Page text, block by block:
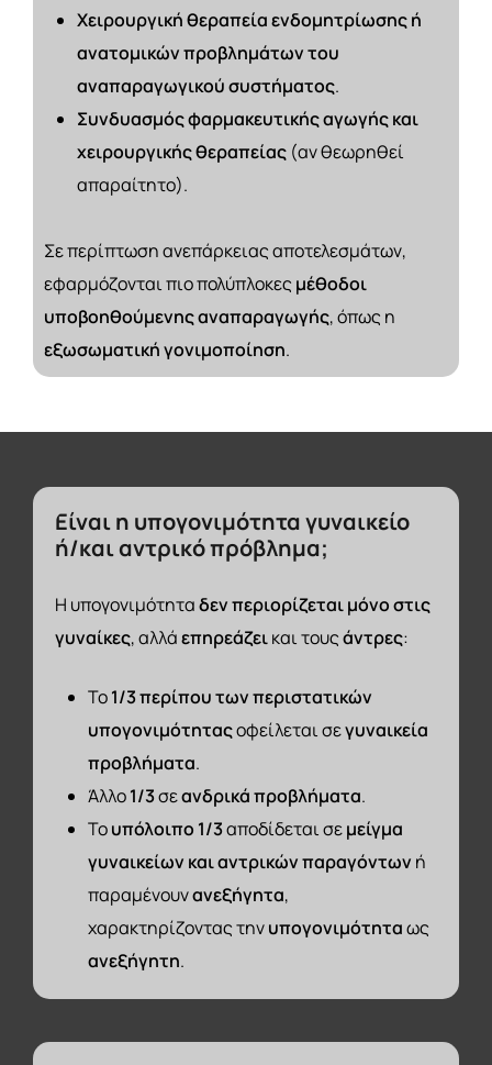
Χειρουργική θεραπεία ενδομητρίωσης ή
ανατομικών προβλημάτων του
αναπαραγωγικού συστήματος.
Συνδυασμός φαρμακευτικής αγωγής και
χειρουργικής θεραπείας (αν θεωρηθεί
απαραίτητο).
Σε περίπτωση ανεπάρκειας αποτελεσμάτων,
εφαρμόζονται πιο πολύπλοκεςμέθοδοι
υποβοηθούμενης αναπαραγωγής, όπως η
εξωσωματική γονιμοποίηση.
Είναιη υπογονιμότηταγυναικείο
ή/καιαντρικόπρόβλημα;
Η υπογονιμότηταδεν περιορίζεται μόνο στις
γυναίκες, αλλάεπηρεάζεικαι τουςάντρες:
Το1/3 περίπου των περιστατικών
υπογονιμότηταςοφείλεται σεγυναικεία
προβλήματα.
Άλλο1/3σεανδρικά προβλήματα.
Τουπόλοιπο 1/3αποδίδεται σεμείγμα
γυναικείων και αντρικών παραγόντων ή
παραμένουνανεξήγητα,
χαρακτηρίζοντας τηνυπογονιμότηταως
ανεξήγητη.